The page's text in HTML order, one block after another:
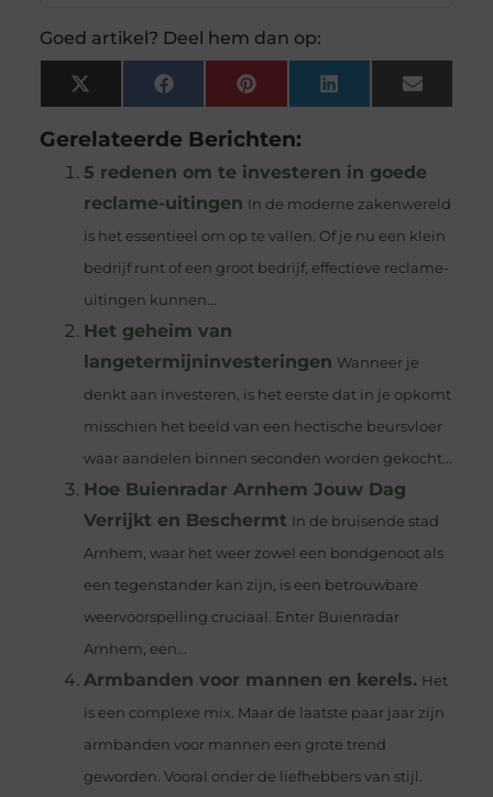
Goed artikel? Deel hem dan op:
X
(Twitter)
FacebookPinterest LinkedIn Email
Gerelateerde Berichten:
5 redenen om te investeren in goede
reclame-uitingen In de moderne zakenwereld
is het essentieel om op te vallen. Of je nu een klein
bedrijf runt of een groot bedrijf, effectieve reclame-
uitingen kunnen...
Het geheim van
langetermijninvesteringen Wanneer je
denkt aan investeren, is het eerste dat in je opkomt
misschien het beeld van een hectische beursvloer
waar aandelen binnen seconden worden gekocht...
Hoe Buienradar Arnhem Jouw Dag
Verrijkt en Beschermt In de bruisende stad
Arnhem, waar het weer zowel een bondgenoot als
een tegenstander kan zijn, is een betrouwbare
weervoorspelling cruciaal. Enter Buienradar
Arnhem, een...
Armbanden voor mannen en kerels. Het
is een complexe mix. Maar de laatste paar jaar zijn
armbanden voor mannen een grote trend
geworden. Vooral onder de liefhebbers van stijl.